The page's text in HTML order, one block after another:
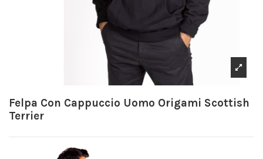
Felpa Con Cappuccio Uomo Origami Scottish
Terrier